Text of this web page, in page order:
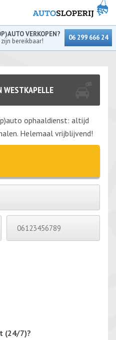
VERKOPEN?
bereikbaar!
06 299 666 24
WESTKAPELLE
ophaaldienst: altijd
Helemaal vrijblijvend!
(24/7)?